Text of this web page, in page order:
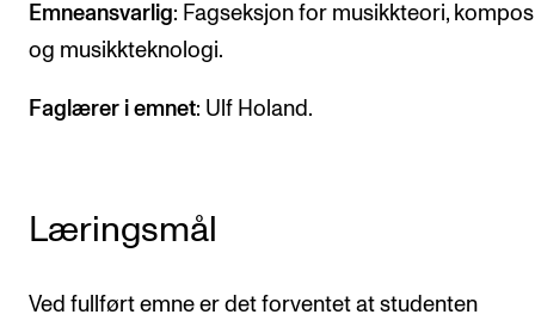
IN.TUNE
AKTUELT
Ledige stillinger
INFO
Emneansvarlig: Fagseksjon for musikkteori,
og musikkteknologi.
Faglærer i emnet: Ulf Holand.
Læringsmål
Ved fullført emne er det forventet at studenten